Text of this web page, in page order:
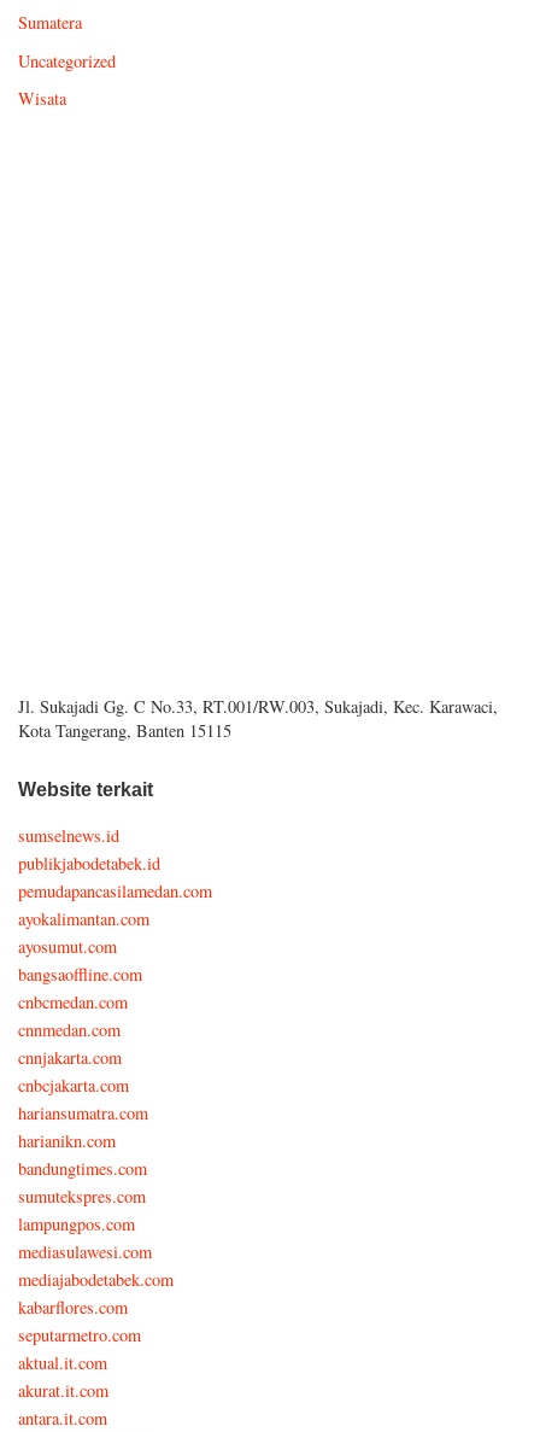
Sumatera
Uncategorized
Wisata
Jl. Sukajadi Gg. C No.33, RT.001/RW.003, Sukajadi, Kec. Karawaci,
Kota Tangerang, Banten 15115
Website terkait
sumselnews.id
publikjabodetabek.id
pemudapancasilamedan.com
ayokalimantan.com
ayosumut.com
bangsaoffline.com
cnbcmedan.com
cnnmedan.com
cnnjakarta.com
cnbcjakarta.com
hariansumatra.com
harianikn.com
bandungtimes.com
sumutekspres.com
lampungpos.com
mediasulawesi.com
mediajabodetabek.com
kabarflores.com
seputarmetro.com
aktual.it.com
akurat.it.com
antara.it.com